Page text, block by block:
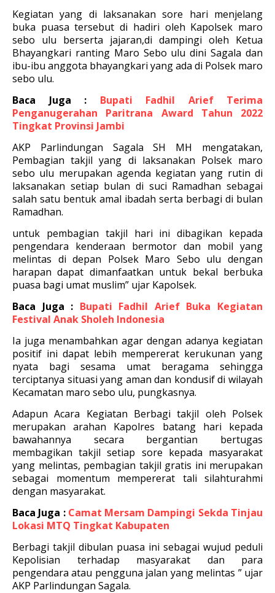
Kegiatan yang di laksanakan sore hari menjelang
buka puasa tersebut di hadiri oleh Kapolsek maro
sebo ulu berserta jajaran,di dampingi oleh Ketua
Bhayangkari ranting Maro Sebo ulu dini Sagala dan
ibu-ibu anggota bhayangkari yang ada di Polsek maro
sebo ulu.
Baca Juga : Bupati Fadhil Arief Terima
Penganugerahan Paritrana Award Tahun 2022
Tingkat Provinsi Jambi
AKP Parlindungan Sagala SH MH mengatakan,
Pembagian takjil yang di laksanakan Polsek maro
sebo ulu merupakan agenda kegiatan yang rutin di
laksanakan setiap bulan di suci Ramadhan sebagai
salah satu bentuk amal ibadah serta berbagi di bulan
Ramadhan.
untuk pembagian takjil hari ini dibagikan kepada
pengendara kenderaan bermotor dan mobil yang
melintas di depan Polsek Maro Sebo ulu dengan
harapan dapat dimanfaatkan untuk bekal berbuka
puasa bagi umat muslim” ujar Kapolsek.
Baca Juga : Bupati Fadhil Arief Buka Kegiatan
Festival Anak Sholeh Indonesia
Ia juga menambahkan agar dengan adanya kegiatan
positif ini dapat lebih mempererat kerukunan yang
nyata bagi sesama umat beragama sehingga
terciptanya situasi yang aman dan kondusif di wilayah
Kecamatan maro sebo ulu, pungkasnya.
Adapun Acara Kegiatan Berbagi takjil oleh Polsek
merupakan arahan Kapolres batang hari kepada
bawahannya secara bergantian bertugas
membagikan takjil setiap sore kepada masyarakat
yang melintas, pembagian takjil gratis ini merupakan
sebagai momentum mempererat tali silahturahmi
dengan masyarakat.
Baca Juga : Camat Mersam Dampingi Sekda Tinjau
Lokasi MTQ Tingkat Kabupaten
Berbagi takjil dibulan puasa ini sebagai wujud peduli
Kepolisian terhadap masyarakat dan para
pengendara atau pengguna jalan yang melintas ” ujar
AKP Parlindungan Sagala.